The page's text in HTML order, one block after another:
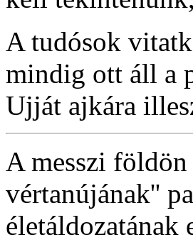
A tudósok
mindig ott áll a
Ujját ajkára
A messzi
vértanújának''
életáldozatának